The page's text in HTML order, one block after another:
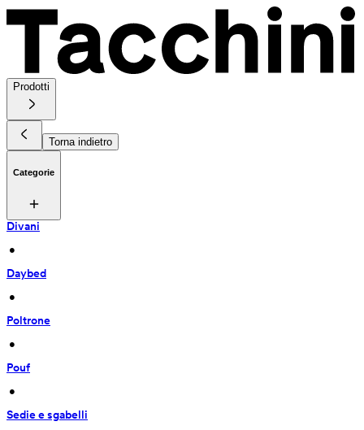
Prodotti
Torna indietro
Categorie
Divani
•
Daybed
•
Poltrone
•
Pouf
•
Sedie e sgabelli